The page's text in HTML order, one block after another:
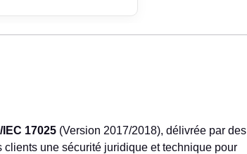
IEC 17025 (Version 2017/2018), délivrée par des
une sécurité juridique et technique pour